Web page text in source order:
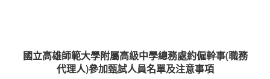
國立高雄師範大學附屬高級中學總務處約僱幹事(職務
代理人)參加甄試人員名單及注意事項